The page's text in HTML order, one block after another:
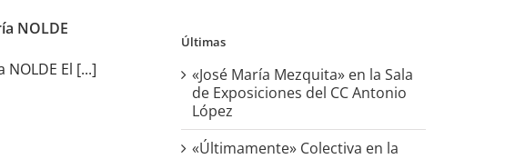
NOLDE
El [...]
Últimas
«José María Mezquita» en la Sala
de Exposiciones del CC Antonio
López
«Últimamente» Colectiva en la